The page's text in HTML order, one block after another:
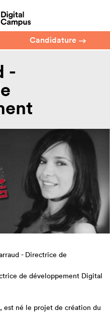
-
- Directrice de
de développement Digital
est né le projet de création du
Candidature